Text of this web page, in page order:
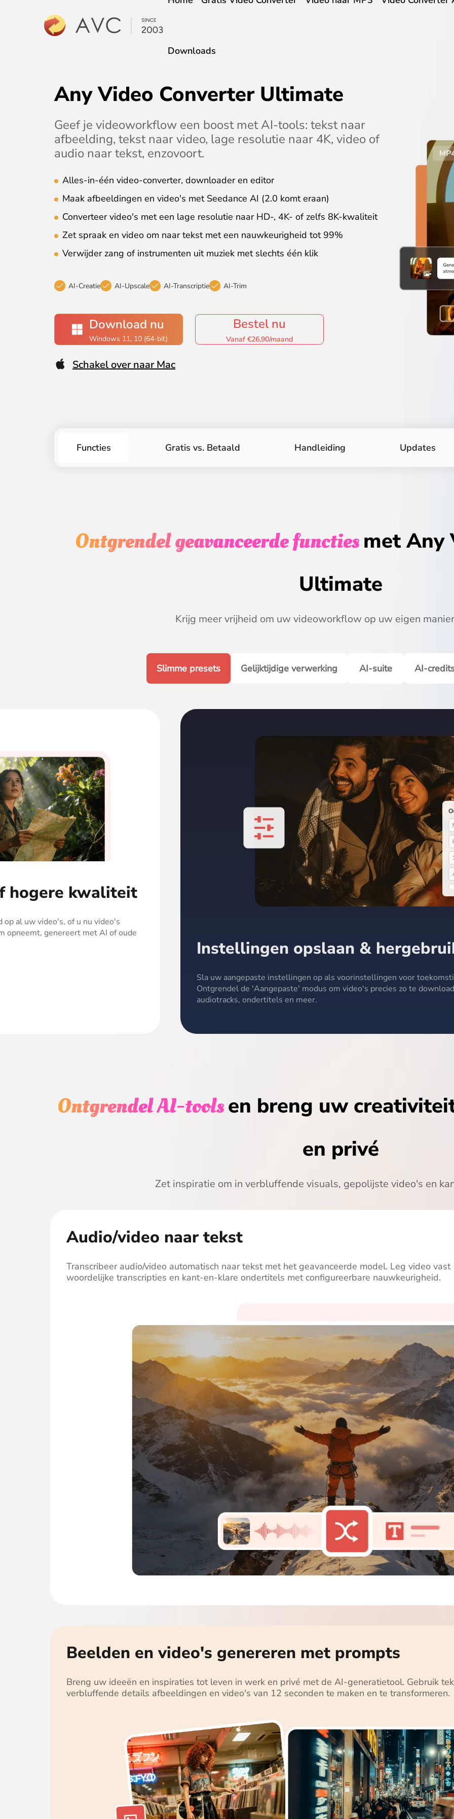
Downloads
Any Video Converter Ultimate
Geef je videoworkflow een boost met AI-tools: tekst naar
afbeelding, tekst naar video, lage resolutie naar 4K, video of
audio naar tekst, enzovoort.
Alles-in-één video-converter, downloader en editor
Maak afbeeldingen en video's met Seedance AI (2.0 komt eraan)
Converteer video's met een lage resolutie naar HD-, 4K- of zelfs 8K-kwaliteit
Zet spraak en video om naar tekst met een nauwkeurigheid tot 99%
Verwijder zang of instrumenten uit muziek met slechts één klik
AI-Creatie AI-Upscale AI-Transcriptie AI-Trim
Download nu
Windows 11, 10 (64-bit)
Bestel nu
Vanaf €26,90/maand
Schakel over naar Mac
Functies Gratis vs. Betaald Handleiding Updates
Ontgrendel geavanceerde functiesmet Any
Ultimate
Krijg meer vrijheid om uw videoworkflow op uw eigen
Slimme presets Gelijktijdige verwerking AI-suite AI-
hogere kwaliteit
al uw video's, of u nu video's
opneemt, genereert met AI of oude
Instellingen opslaan &
precies zo te downloaden als u wilt: formaat, kwaliteit, audiotracks,
en meer.
Ontgrendel AI-toolsen breng uw
en privé
Zet inspiratie om in verbluffende visuals, gepolijste video's en
Audio/video naar tekst
Transcribeer audio/video automatisch naar tekst met het geavanceerde model. Leg video
woordelijke transcripties en kant-en-klare ondertitels met configureerbare nauwkeurigheid.
Beelden en video's genereren met prompts
Breng uw ideeën en inspiraties tot leven in werk en privé met de AI-generatietool. Gebruik
verbluffende details afbeeldingen en video's van 12 seconden te maken en te transformeren.